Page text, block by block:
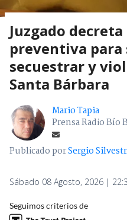
Juzgado
preventiva para
secuestrar y
Santa Bárbara
Mario Tapia
Prensa Radio Bío
Publicado porSergio
Sábado 08 Agosto, 2026 |
Seguimos criterios de